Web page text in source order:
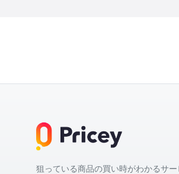
狙っている商品の買い時がわかるサ